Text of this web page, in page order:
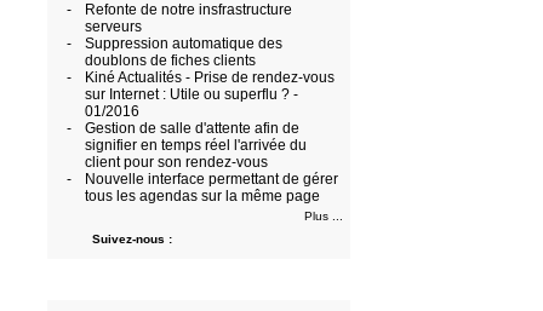
-
Refonte de notre insfrastructure
serveurs
-
Suppression automatique des
doublons de fiches clients
-
Kiné Actualités - Prise de rendez-vous
sur Internet : Utile ou superflu ? -
01/2016
-
Gestion de salle d'attente afin de
signifier en temps réel l'arrivée du
client pour son rendez-vous
-
Nouvelle interface permettant de gérer
tous les agendas sur la même page
Plus ...
Suivez-nous :